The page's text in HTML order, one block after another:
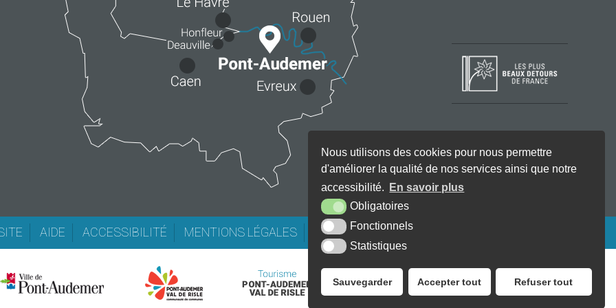
Nous utilisons des cookies pour nous permettre
d'améliorer la qualité de nos services ainsi que notre
accessibilité.
En savoir plus
Obligatoires
Fonctionnels
Statistiques
Sauvegarder Accepter tout Refuser tout
AIDE ACCESSIBILITÉ MENTIONS LÉGALES KREA3